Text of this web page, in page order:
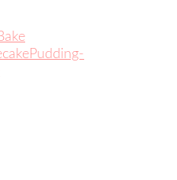
Pudding-